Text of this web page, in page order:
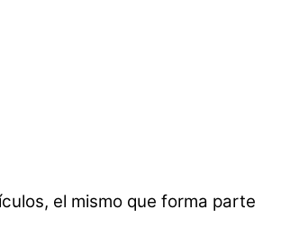
el mismo que forma parte